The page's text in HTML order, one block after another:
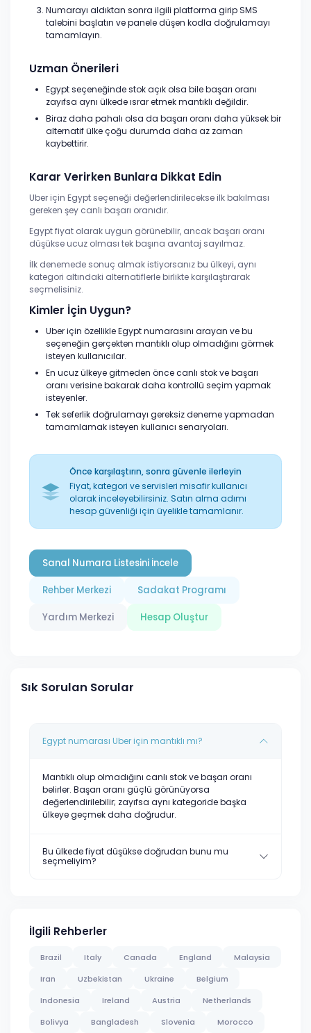
Numarayı aldıktan sonra ilgili platforma girip SMS
talebini başlatın ve panele düşen kodla doğrulamayı
tamamlayın.
Uzman Önerileri
Egypt seçeneğinde stok açık olsa bile başarı oranı
zayıfsa aynı ülkede ısrar etmek mantıklı değildir.
Biraz daha pahalı olsa da başarı oranı daha yüksek bir
alternatif ülke çoğu durumda daha az zaman
kaybettirir.
Karar Verirken Bunlara Dikkat Edin
Uber için Egypt seçeneği değerlendirilecekse ilk bakılması
gereken şey canlı başarı oranıdır.
Egypt fiyat olarak uygun görünebilir, ancak başarı oranı
düşükse ucuz olması tek başına avantaj sayılmaz.
İlk denemede sonuç almak istiyorsanız bu ülkeyi, aynı
kategori altındaki alternatiflerle birlikte karşılaştırarak
seçmelisiniz.
Kimler İçin Uygun?
Uber için özellikle Egypt numarasını arayan ve bu
seçeneğin gerçekten mantıklı olup olmadığını görmek
isteyen kullanıcılar.
En ucuz ülkeye gitmeden önce canlı stok ve başarı
oranı verisine bakarak daha kontrollü seçim yapmak
isteyenler.
Tek seferlik doğrulamayı gereksiz deneme yapmadan
tamamlamak isteyen kullanıcı senaryoları.
Önce karşılaştırın, sonra güvenle ilerleyin
Fiyat, kategori ve servisleri misafir kullanıcı
olarak inceleyebilirsiniz. Satın alma adımı
hesap güvenliği için üyelikle tamamlanır.
Sanal Numara Listesini İncele
Rehber Merkezi Sadakat Programı
Yardım Merkezi Hesap Oluştur
Sık Sorulan Sorular
Egypt numarası Uber için mantıklı mı?
Mantıklı olup olmadığını canlı stok ve başarı oranı
belirler. Başarı oranı güçlü görünüyorsa
değerlendirilebilir; zayıfsa aynı kategoride başka
ülkeye geçmek daha doğrudur.
Bu ülkede fiyat düşükse doğrudan bunu mu
seçmeliyim?
İlgili Rehberler
Brazil Italy Canada England
Malaysia
Iran
Uzbekistan Ukraine
Belgium
Indonesia
Ireland Austria
Netherlands
Bolivya
Bangladesh Slovenia Morocco